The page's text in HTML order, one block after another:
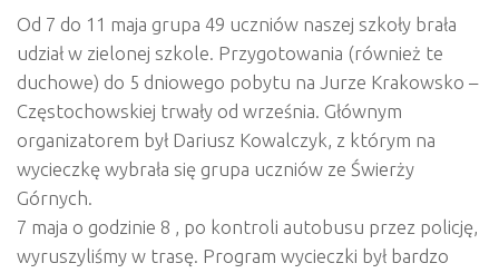
Od 7 do 11 maja grupa 49 uczniów naszej szkoły brała
udział w zielonej szkole. Przygotowania (również te
duchowe) do 5 dniowego pobytu na Jurze Krakowsko –
Częstochowskiej trwały od września. Głównym
organizatorem był Dariusz Kowalczyk, z którym na
wycieczkę wybrała się grupa uczniów ze Świerży
Górnych.
7 maja o godzinie 8 , po kontroli autobusu przez policję,
wyruszyliśmy w trasę. Program wycieczki był bardzo